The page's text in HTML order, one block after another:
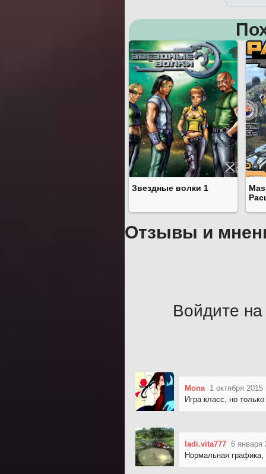
Звездные волки 1
Отзывы и
Войдите на
Mona 1 октября 2015
Игра класс, но
ladi.vita777 6 января
Нормальная